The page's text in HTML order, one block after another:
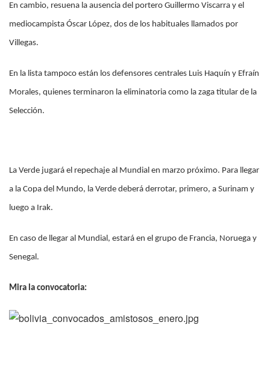
En cambio, resuena la ausencia del portero Guillermo Viscarra y el
mediocampista Óscar López, dos de los habituales llamados por
Villegas.
En la lista tampoco están los defensores centrales Luis Haquín y Efraín
Morales, quienes terminaron la eliminatoria como la zaga titular de la
Selección.
La Verde jugará el repechaje al Mundial en marzo próximo. Para llegar
a la Copa del Mundo, la Verde deberá derrotar, primero, a Surinam y
luego a Irak.
En caso de llegar al Mundial, estará en el grupo de Francia, Noruega y
Senegal.
Mira la convocatoria: